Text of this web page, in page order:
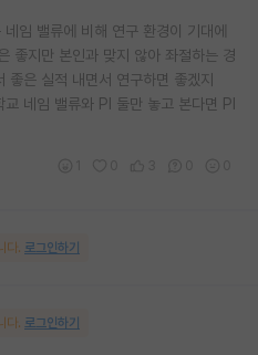
임 밸류에 비해 연구 환경이 기대에
좋지만 본인과 맞지 않아 좌절하는 경
좋은 실적 내면서 연구하면 좋겠지
네임 밸류와 PI 둘만 놓고 본다면 PI
다. 로그인하기
다. 로그인하기